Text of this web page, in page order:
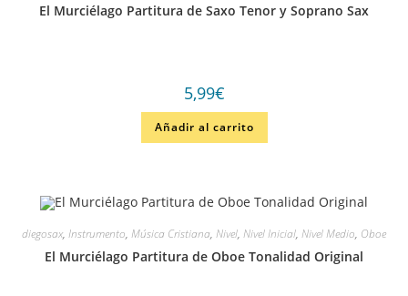
El Murciélago Partitura de Saxo Tenor y Soprano Sax
5,99€
Añadir al carrito
diegosax, Instrumento, Música Cristiana, Nivel, Nivel Inicial, Nivel Medio, Oboe
El Murciélago Partitura de Oboe Tonalidad Original